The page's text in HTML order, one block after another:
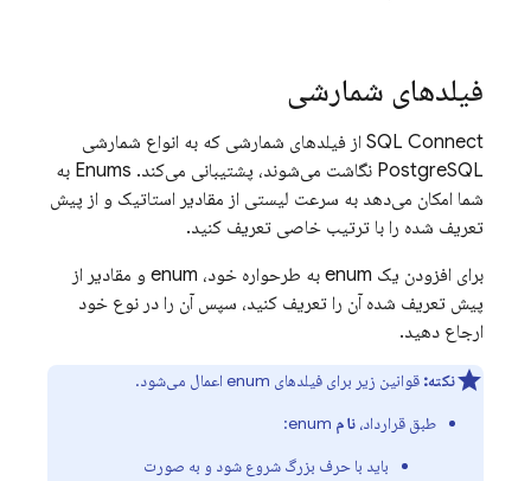
فیلدهای شمارشی
SQL Connect از فیلدهای شمارشی که به انواع شمارشی
PostgreSQL نگاشت می‌شوند، پشتیبانی می‌کند. Enums به
شما امکان می‌دهد به سرعت لیستی از مقادیر استاتیک و از پیش
تعریف شده را با ترتیب خاصی تعریف کنید.
برای افزودن یک enum به طرحواره خود، enum و مقادیر از
پیش تعریف شده آن را تعریف کنید، سپس آن را در نوع خود
ارجاع دهید.
نکته: قوانین زیر برای فیلدهای enum اعمال می‌شود.
طبق قرارداد، نام
باید با حرف بزرگ شروع شود و به صورت